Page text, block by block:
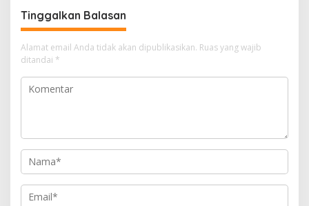
a
s
i
p
o
Tinggalkan Balasan
Alamat email Anda tidak akan dipublikasikan. Ruas yang wajib
ditandai *